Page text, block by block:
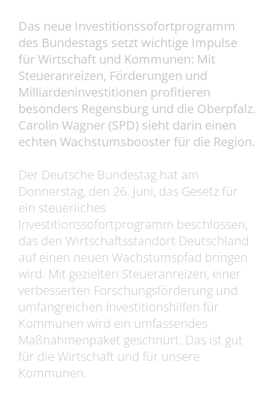
Das neue Investitionssofortprogramm
des Bundestags setzt wichtige Impulse
für Wirtschaft und Kommunen: Mit
Steueranreizen, Förderungen und
Milliardeninvestitionen profitieren
besonders Regensburg und die Oberpfalz.
Carolin Wagner (SPD) sieht darin einen
echten Wachstumsbooster für die Region.
Der Deutsche Bundestag hat am
Donnerstag, den 26. Juni, das Gesetz für
ein steuerliches
Investitionssofortprogramm beschlossen,
das den Wirtschaftsstandort Deutschland
auf einen neuen Wachstumspfad bringen
wird. Mit gezielten Steueranreizen, einer
verbesserten Forschungsförderung und
umfangreichen Investitionshilfen für
Kommunen wird ein umfassendes
Maßnahmenpaket geschnürt: Das ist gut
für die Wirtschaft und für unsere
Kommunen.